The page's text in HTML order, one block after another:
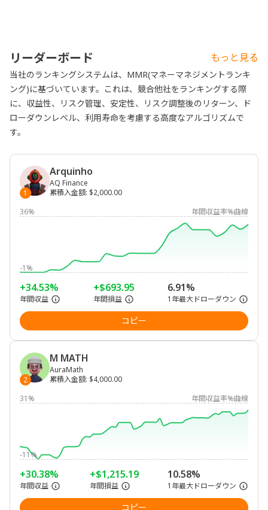
リーダーボード もっと見る
当社のランキングシステムは、MMR(マネーマネジメントランキ
ング)に基づいています。これは、競合他社をランキングする際
に、収益性、リスク管理、安定性、リスク調整後のリターン、ド
ローダウンレベル、利用寿命を考慮する高度なアルゴリズムで
す。
1
Arquinho
AQ Finance
累積入金額: $2,000.00
36%
年間収益率%曲線
-1%
+34.53%
年間収益
+$693.95
年間損益
6.91%
1年最大ドローダウン
コピー
2
M MATH
AuraMath
累積入金額: $4,000.00
31%
年間収益率%曲線
-11%
+30.38%
年間収益
+$1,215.19
年間損益
10.58%
1年最大ドローダウン
コピー